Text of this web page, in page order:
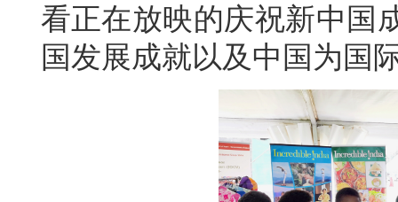
看正在放映的庆祝新中国
国发展成就以及中国为国